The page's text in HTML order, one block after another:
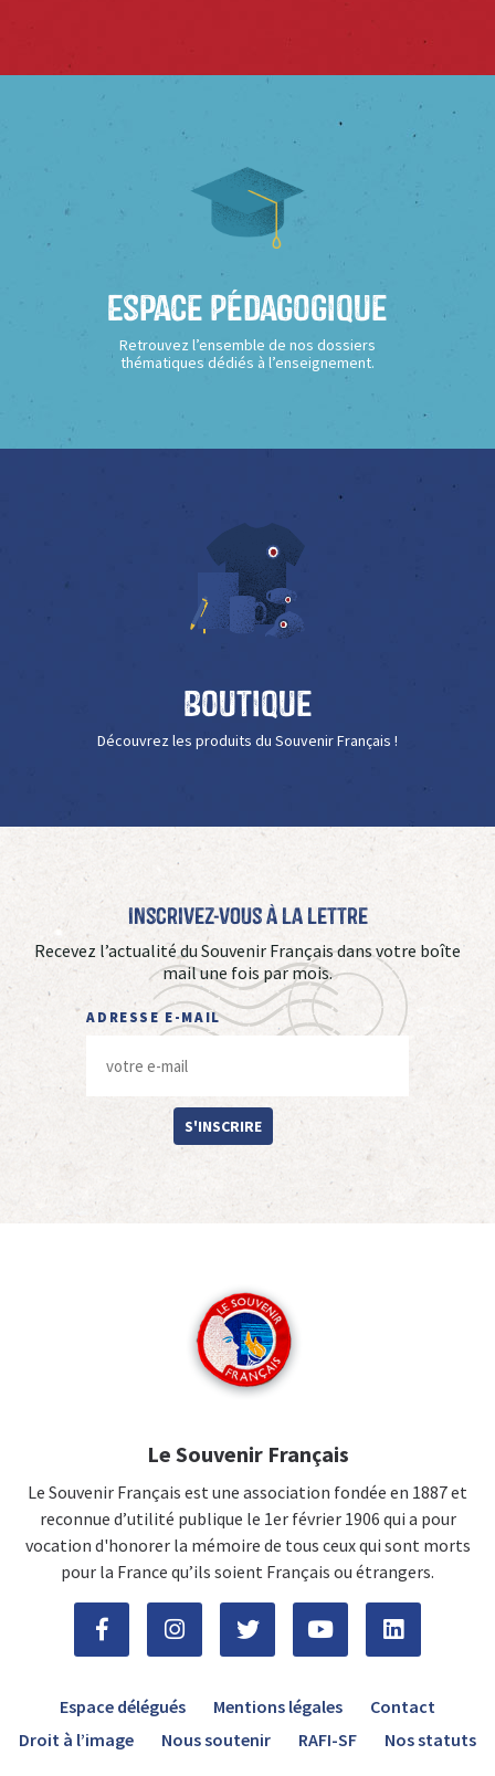
Espace Pédagogique
Retrouvez l’ensemble de nos dossiers
thématiques dédiés à l’enseignement.
Boutique
Découvrez les produits du Souvenir Français !
Inscrivez-vous à La Lettre
Recevez l’actualité du Souvenir Français dans votre boîte
mail une fois par mois.
ADRESSE E-MAIL
S'INSCRIRE
Le Souvenir Français
Le Souvenir Français est une association fondée en 1887 et
reconnue d’utilité publique le 1er février 1906 qui a pour
vocation d'honorer la mémoire de tous ceux qui sont morts
pour la France qu’ils soient Français ou étrangers.
Espace délégués Mentions légales
Contact
Droit à l’image
Nous soutenir RAFI-SF Nos statuts